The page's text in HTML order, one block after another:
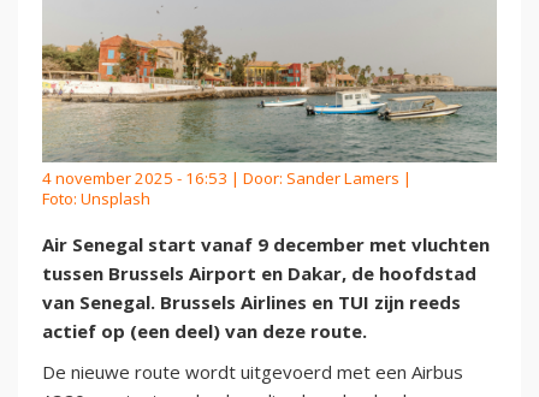
4 november 2025 - 16:53 | Door: Sander Lamers |
Foto: Unsplash
Air Senegal start vanaf 9 december met vluchten
tussen Brussels Airport en Dakar, de hoofdstad
van Senegal. Brussels Airlines en TUI zijn reeds
actief op (een deel) van deze route.
De nieuwe route wordt uitgevoerd met een Airbus